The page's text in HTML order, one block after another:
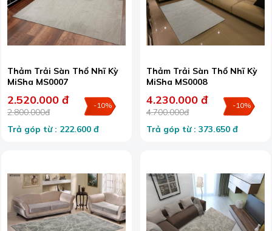
Thảm Trải Sàn Thổ Nhĩ Kỳ
MiSha MS0007
2.520.000 đ
2.800.000đ
-10%
Trả góp từ : 222.600 đ
Thảm Trải Sàn Thổ Nhĩ Kỳ
MiSha MS0008
4.230.000 đ
4.700.000đ
-10%
Trả góp từ : 373.650 đ